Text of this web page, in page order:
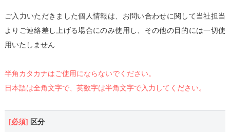
ご入力いただきました個人情報は、お問い合わせに関して当社担当
よりご連絡差し上げる場合にのみ使用し、その他の目的には一切使
用いたしません
半角カタカナはご使用にならないでください。
日本語は全角文字で、英数字は半角文字で入力してください。
区分